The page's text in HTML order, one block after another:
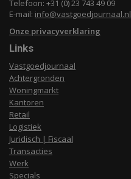
Telefoon: +31 (0) 23 743 49 09
E-mail: info@vastgoedjournaal.nl
Onze privacyverklaring
Links
Vastgoedjournaal
Achtergronden
Woningmarkt
Kantoren
Retail
Logistiek
Juridisch | Fiscaal
Transacties
Werk
Specials